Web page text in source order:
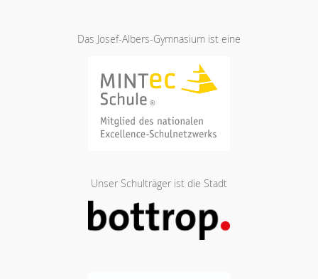
Das Josef-Albers-Gymnasium ist eine
Unser Schulträger ist die Stadt